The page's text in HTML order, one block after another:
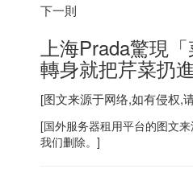
下一則
上海Prada驚現
轉身就把芹菜扔
[图文来源于网络,如有侵权,
[国外服务器租用平台的图文
我们删除。]